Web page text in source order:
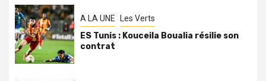
A LA UNE Les Verts
ES Tunis : Kouceila Boualia résilie son
contrat